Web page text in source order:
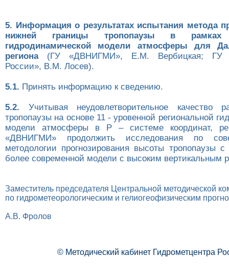
5. Информация о результатах испытания метода
нижней границы тропопаузы в рамках
гидродинамической модели атмосферы для
региона(ГУ «ДВНИГМИ», Е.М. Вербицкая; ГУ
России», В.М. Лосев).
5.1. Принять информацию к сведению.
5.2. Учитывая неудовлетворительное качество
тропопаузы на основе 11 - уровенной региональной
модели атмосферы в Р – системе координат,
«ДВНИГМИ» продолжить исследования по
методологии прогнозирования высоты тропопаузы с
более современной модели с высоким вертикальным
Заместитель председателя Центральной методической
по гидрометеорологическим и гелиогеофизическим
А.В. Фролов
© Методический кабинет Гидрометцентра